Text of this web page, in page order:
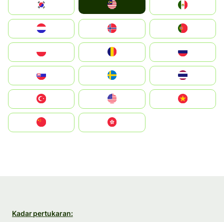
South Korea
United States
中國香港特別行政區
Kadar pertukaran: